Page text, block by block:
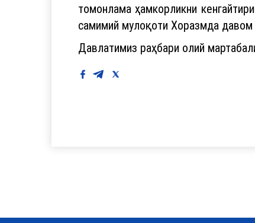
томонлама ҳамкорликни
самимий мулоқоти Хоразмда давом
Давлатимиз раҳбари олий